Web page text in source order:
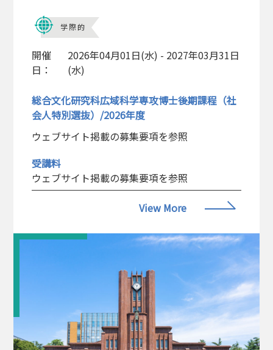
学際的
開催
日：
2026年04月01日(水) - 2027年03月31日
(水)
総合文化研究科広域科学専攻博士後期課程（社
会人特別選抜）/2026年度
ウェブサイト掲載の募集要項を参照
受講料
ウェブサイト掲載の募集要項を参照
View More